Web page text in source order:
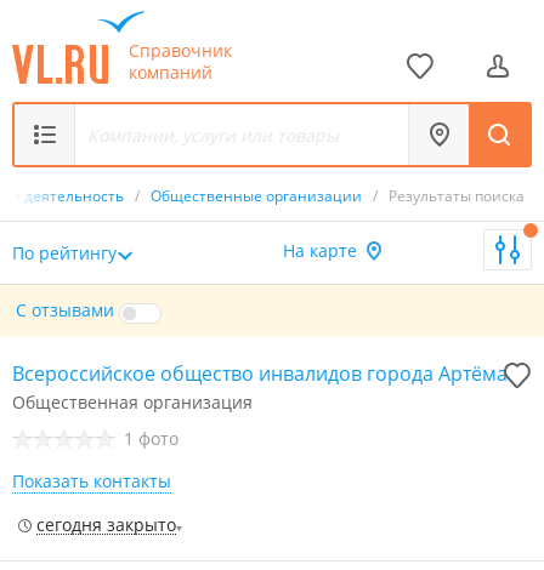
Справочник
компаний
деятельность / Общественные организации / Результаты поиска
По рейтингу На карте
С отзывами
Всероссийское общество инвалидов города Артёма
Общественная организация
1 фото
Показать контакты
сегодня закрыто